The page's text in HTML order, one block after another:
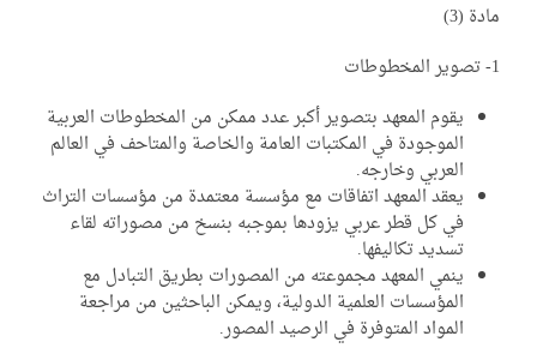
يقوم المعهد بتصوير أكبر عدد ممكن من المخطوطات العربية
الموجودة في المكتبات العامة والخاصة والمتاحف في العالم
العربي وخارجه.
يعقد المعهد اتفاقات مع مؤسسة معتمدة من مؤسسات التراث
في كل قطر عربي يزودها بموجبه بنسخ من مصوراته لقاء
تسديد تكاليفها.
ينمي المعهد مجموعته من المصورات بطريق التبادل مع
المؤسسات العلمية الدولية، ويمكن الباحثين من مراجعة
المواد المتوفرة في الرصيد المصور.